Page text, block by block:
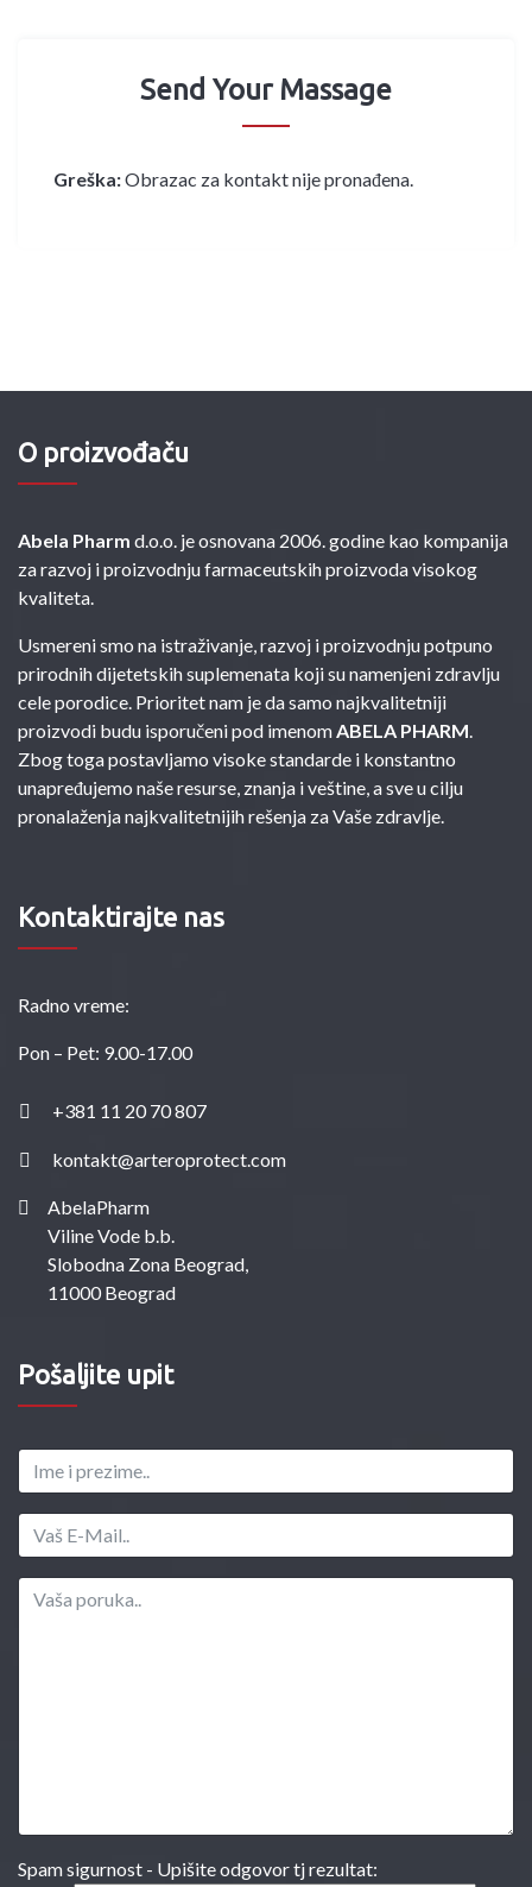
Send Your Massage
Greška:Obrazac za kontakt nije pronađena.
O proizvođaču
Abela Pharm d.o.o. je osnovana 2006. godine kao kompanija
za razvoj i proizvodnju farmaceutskih proizvoda visokog
kvaliteta.
Usmereni smo na istraživanje, razvoj i proizvodnju potpuno
prirodnih dijetetskih suplemenata koji su namenjeni zdravlju
cele porodice. Prioritet nam je da samo najkvalitetniji
proizvodi budu isporučeni pod imenomABELA PHARM.
Zbog toga postavljamo visoke standarde i konstantno
unapređujemo naše resurse, znanja i veštine, a sve u cilju
pronalaženja najkvalitetnijih rešenja za Vaše zdravlje.
Kontaktirajte nas
Radno vreme:
Pon – Pet: 9.00-17.00
+381 11 20 70 807
kontakt@arteroprotect.com
AbelaPharm
Viline Vode b.b.
Slobodna Zona Beograd,
11000 Beograd
Pošaljite upit
Spam sigurnost - Upišite odgovor tj rezultat: